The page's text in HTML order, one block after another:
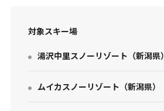
お問い合わせ
個人情報保護方針
特定商取引法に基づく表示
対象スキー場
湯沢中里スノーリゾート （新潟県）
ムイカスノーリゾート （新潟県）